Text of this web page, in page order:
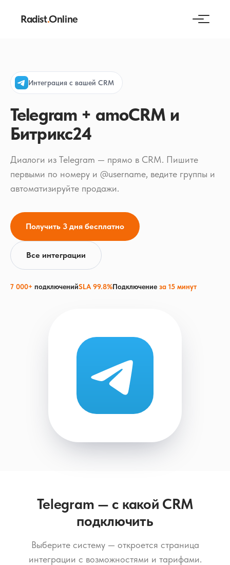
Radist.Online
Интеграция с вашей CRM
Telegram + amoCRM и
Битрикс24
Диалоги из Telegram — прямо в CRM. Пишите
первыми по номеру и @username, ведите группы и
автоматизируйте продажи.
Получить 3 дня бесплатно
Все интеграции
7 000+ подключенийSLA 99.8%Подключение за 15 минут
Telegram — с какой CRM
подключить
Выберите систему — откроется страница
интеграции с возможностями и тарифами.